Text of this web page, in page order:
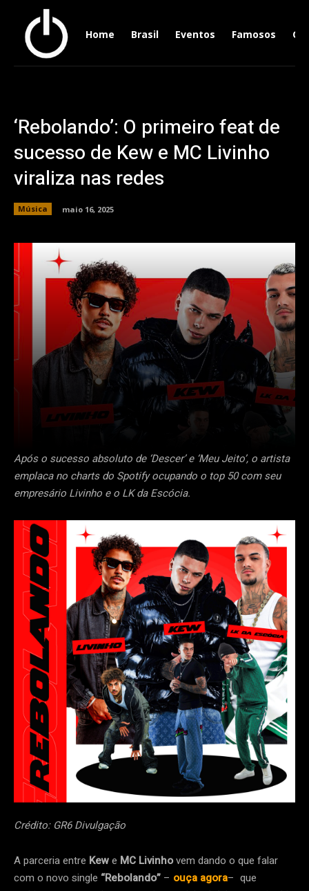
Home Brasil Eventos Famosos
‘Rebolando’: O primeiro feat de
sucesso de Kew e MC Livinho
viraliza nas redes
Música maio 16, 2025
Após o sucesso absoluto de ‘Descer’ e ‘Meu Jeito’, o artista
emplaca no charts do Spotify ocupando o top 50 com seu
empresário Livinho e o LK da Escócia.
Crédito: GR6 Divulgação
A parceria entre Kewe MC Livinhovem dando o que falar
com o novo single “Rebolando” – ouça agora– que